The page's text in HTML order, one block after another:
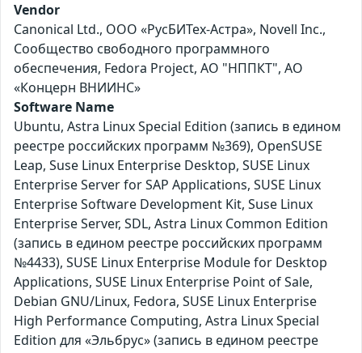
Vendor
Canonical Ltd., ООО «РусБИТех-Астра», Novell Inc.,
Сообщество свободного программного
обеспечения, Fedora Project, АО "НППКТ", АО
«Концерн ВНИИНС»
Software Name
Ubuntu, Astra Linux Special Edition (запись в едином
реестре российских программ №369), OpenSUSE
Leap, Suse Linux Enterprise Desktop, SUSE Linux
Enterprise Server for SAP Applications, SUSE Linux
Enterprise Software Development Kit, Suse Linux
Enterprise Server, SDL, Astra Linux Common Edition
(запись в едином реестре российских программ
№4433), SUSE Linux Enterprise Module for Desktop
Applications, SUSE Linux Enterprise Point of Sale,
Debian GNU/Linux, Fedora, SUSE Linux Enterprise
High Performance Computing, Astra Linux Special
Edition для «Эльбрус» (запись в едином реестре